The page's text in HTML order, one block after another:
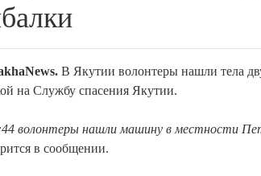
В Якутии волонтеры нашли тела
на Службу спасения Якутии.
волонтеры нашли машину в местности
в сообщении.